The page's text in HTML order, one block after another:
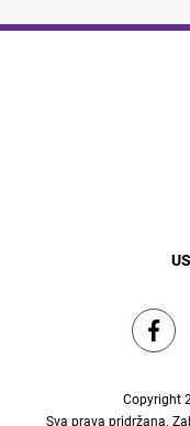
Copyright
Sva prava pridržana.